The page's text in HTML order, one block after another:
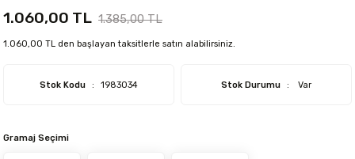
1.060,00 TL 1.385,00 TL
1.060,00 TL den başlayan taksitlerle satın alabilirsiniz.
Stok Kodu 1983034 Stok Durumu Var
Gramaj Seçimi